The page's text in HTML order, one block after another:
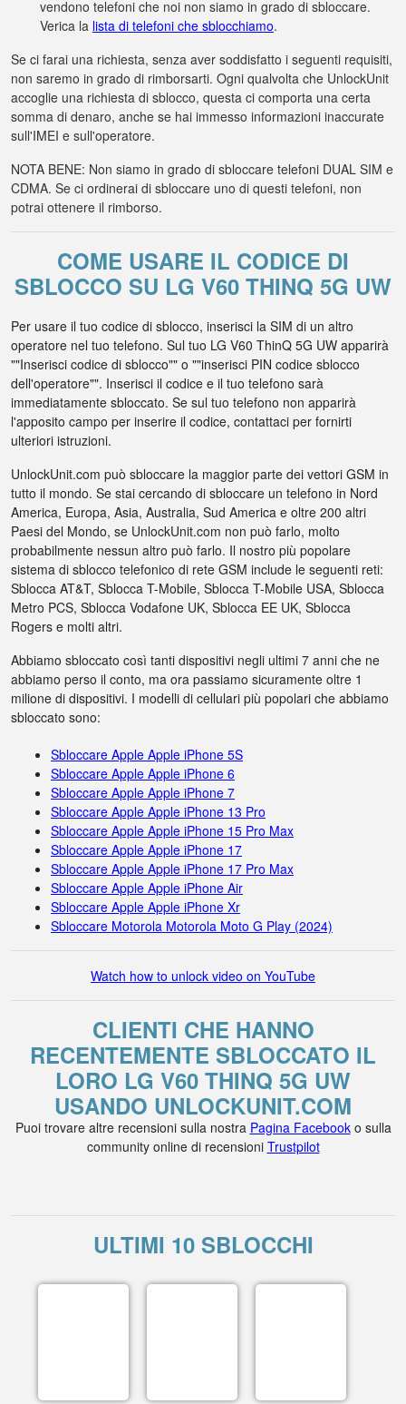
vendono telefoni che noi non siamo in grado di sbloccare.
Verica la lista di telefoni che sblocchiamo.
Se ci farai una richiesta, senza aver soddisfatto i seguenti requisiti,
non saremo in grado di rimborsarti. Ogni qualvolta che UnlockUnit
accoglie una richiesta di sblocco, questa ci comporta una certa
somma di denaro, anche se hai immesso informazioni inaccurate
sull'IMEI e sull'operatore.
NOTA BENE: Non siamo in grado di sbloccare telefoni DUAL SIM e
CDMA. Se ci ordinerai di sbloccare uno di questi telefoni, non
potrai ottenere il rimborso.
COME USARE IL CODICE DI
SBLOCCO SU LG V60 THINQ 5G UW
Per usare il tuo codice di sblocco, inserisci la SIM di un altro
operatore nel tuo telefono. Sul tuo LG V60 ThinQ 5G UW apparirà
""Inserisci codice di sblocco"" o ""inserisci PIN codice sblocco
dell'operatore"". Inserisci il codice e il tuo telefono sarà
immediatamente sbloccato. Se sul tuo telefono non apparirà
l'apposito campo per inserire il codice, contattaci per fornirti
ulteriori istruzioni.
UnlockUnit.com può sbloccare la maggior parte dei vettori GSM in
tutto il mondo. Se stai cercando di sbloccare un telefono in Nord
America, Europa, Asia, Australia, Sud America e oltre 200 altri
Paesi del Mondo, se UnlockUnit.com non può farlo, molto
probabilmente nessun altro può farlo. Il nostro più popolare
sistema di sblocco telefonico di rete GSM include le seguenti reti:
Sblocca AT&T, Sblocca T-Mobile, Sblocca T-Mobile USA, Sblocca
Metro PCS, Sblocca Vodafone UK, Sblocca EE UK, Sblocca
Rogers e molti altri.
Abbiamo sbloccato così tanti dispositivi negli ultimi 7 anni che ne
abbiamo perso il conto, ma ora passiamo sicuramente oltre 1
milione di dispositivi. I modelli di cellulari più popolari che abbiamo
sbloccato sono:
Sbloccare Apple Apple iPhone 5S
Sbloccare Apple Apple iPhone 6
Sbloccare Apple Apple iPhone 7
Sbloccare Apple Apple iPhone 13 Pro
Sbloccare Apple Apple iPhone 15 Pro Max
Sbloccare Apple Apple iPhone 17
Sbloccare Apple Apple iPhone 17 Pro Max
Sbloccare Apple Apple iPhone Air
Sbloccare Apple Apple iPhone Xr
Sbloccare Motorola Motorola Moto G Play (2024)
Watch how to unlock video on YouTube
CLIENTI CHE HANNO
RECENTEMENTE SBLOCCATO IL
LORO LG V60 THINQ 5G UW
USANDO UNLOCKUNIT.COM
Puoi trovare altre recensioni sulla nostra Pagina Facebooko sulla
community online di recensioni Trustpilot
ULTIMI 10 SBLOCCHI